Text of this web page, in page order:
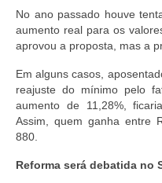
No ano passado houve
aumento real para os
aprovou a proposta, mas a
Em alguns casos,
reajuste do mínimo pelo
aumento de 11,28%,
Assim, quem ganha entre
880.
Reforma será debatida no